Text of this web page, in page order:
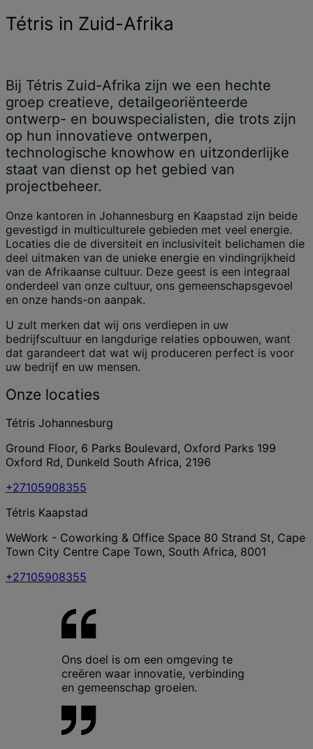
mensen,
plaatsen,
Tétris in Zuid-Afrika
Bij Tétris Zuid-Afrika zijn we een hechte
groep creatieve, detailgeoriënteerde
ontwerp- en bouwspecialisten, die trots zijn
op hun innovatieve ontwerpen,
technologische knowhow en uitzonderlijke
staat van dienst op het gebied van
projectbeheer.
Onze kantoren in Johannesburg en Kaapstad zijn beide
gevestigd in multiculturele gebieden met veel energie.
Locaties die de diversiteit en inclusiviteit belichamen die
deel uitmaken van de unieke energie en vindingrijkheid
van de Afrikaanse cultuur. Deze geest is een integraal
onderdeel van onze cultuur, ons gemeenschapsgevoel
en onze hands-on aanpak.
U zult merken dat wij ons verdiepen in uw
bedrijfscultuur en langdurige relaties opbouwen, want
dat garandeert dat wat wij produceren perfect is voor
uw bedrijf en uw mensen.
Onze locaties
Tétris Johannesburg
Ground Floor, 6 Parks Boulevard, Oxford Parks 199
Oxford Rd, Dunkeld South Africa, 2196
+27105908355
Tétris Kaapstad
WeWork - Coworking & Office Space 80 Strand St, Cape
Town City Centre Cape Town, South Africa, 8001
+27105908355
Ons doel is om een omgeving te
creëren waar innovatie, verbinding
en gemeenschap groeien.